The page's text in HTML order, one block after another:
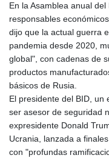
En la Asamblea anual
responsables
dijo que la actual guerra
pandemia desde 2020,
global", con cadenas de
productos
básicos de Rusia.
El presidente del BID, un
ser asesor de seguridad
expresidente Donald
Ucrania, lanzada a
con "profundas